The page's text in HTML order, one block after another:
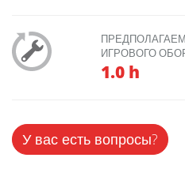
ИГРОВОГО
1.0 h
У вас есть вопросы?